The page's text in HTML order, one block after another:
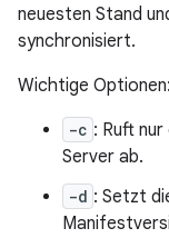
neuesten Stand
synchronisiert.
Wichtige Optionen:
-c : Ruft
Server ab.
-d : Setzt